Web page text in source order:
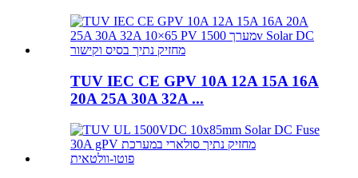
TUV IEC CE GPV 10A 12A 15A 16A
20A 25A 30A 32A ...